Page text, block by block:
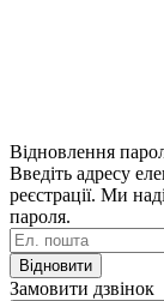
Відновлення
Введіть адресу
реєстрації. Ми
пароля.
Відновити
Замовити дзвінок